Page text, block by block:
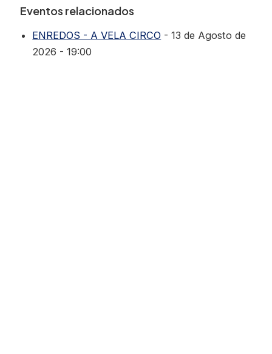
Eventos relacionados
ENREDOS - A VELA CIRCO - 13 de Agosto de
2026 - 19:00